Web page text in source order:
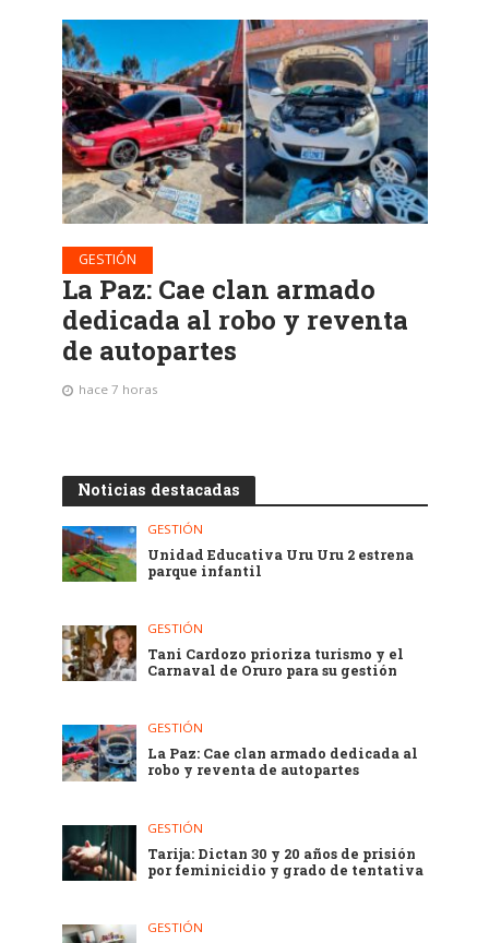
GESTIÓN
La Paz: Cae clan armado
dedicada al robo y reventa
de autopartes
hace 7 horas
Noticias destacadas
GESTIÓN
Unidad Educativa Uru Uru 2 estrena
parque infantil
GESTIÓN
Tani Cardozo prioriza turismo y el
Carnaval de Oruro para su gestión
GESTIÓN
La Paz: Cae clan armado dedicada al
robo y reventa de autopartes
GESTIÓN
Tarija: Dictan 30 y 20 años de prisión
por feminicidio y grado de tentativa
GESTIÓN